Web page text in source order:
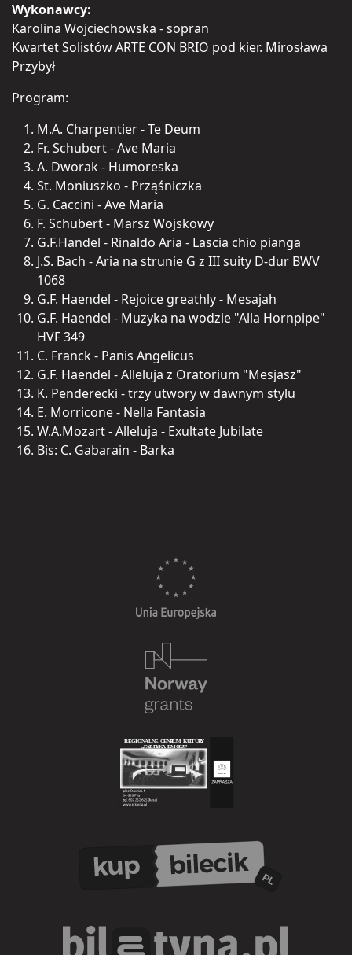
Wykonawcy:
Karolina Wojciechowska - sopran
Kwartet Solistów ARTE CON BRIO pod kier. Mirosława
Przybył
Program:
M.A. Charpentier - Te Deum
Fr. Schubert - Ave Maria
A. Dworak - Humoreska
St. Moniuszko - Prząśniczka
G. Caccini - Ave Maria
F. Schubert - Marsz Wojskowy
G.F.Handel - Rinaldo Aria - Lascia chio pianga
J.S. Bach - Aria na strunie G z III suity D-dur BWV
1068
G.F. Haendel - Rejoice greathly - Mesajah
G.F. Haendel - Muzyka na wodzie "Alla Hornpipe"
HVF 349
C. Franck - Panis Angelicus
G.F. Haendel - Alleluja z Oratorium "Mesjasz"
K. Penderecki - trzy utwory w dawnym stylu
E. Morricone - Nella Fantasia
W.A.Mozart - Alleluja - Exultate Jubilate
Bis: C. Gabarain - Barka